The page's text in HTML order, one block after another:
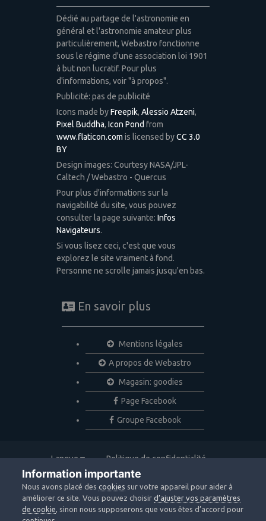
Dédié au partage de l'astronomie en
général et l'astronomie amateur plus
particulièrement, Webastro fonctionne
sous le régime d'une association loi 1901
à but non lucratif. Pour plus
d'informations, voir "à propos".
Publicité: pas de publicité
Icons made byFreepik, Alessio Atzeni,
Pixel Buddha, Icon Pond from
www.flaticon.com is licensed byCC 3.0
BY
Design images: Courtesy NASA/JPL-
Caltech / Webastro - Quercus
Pour plus d'informations sur la
navigabilité du site, vous pouvez
consulter la page suivante: Infos
Navigateurs.
Si vous lisez ceci, c'est que vous
explorez le site vraiment à fond.
Personne ne scrolle jamais jusqu'en bas.
En savoir plus
Mentions légales
A propos de Webastro
Magasin: goodies
Page Facebook
Groupe Facebook
Langue
Politique de confidentialité
Nous contacter
Copyright © 2020 Webastro
Powered by Invision Community
Information importante
Nous avons placé descookies sur votre appareil pour aider à
améliorer ce site. Vous pouvez choisird’ajuster vos paramètres
de cookie, sinon nous supposerons que vous êtes d’accord pour